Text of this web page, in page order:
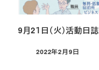
9月2１日（火）活動日誌
投稿日
2022年2月9日